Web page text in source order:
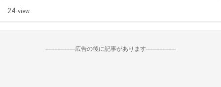
24 view
--------------------広告の後に記事があります--------------------